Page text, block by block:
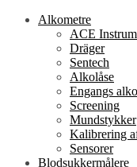
Alkometre
ACE
Dräger
Sentech
Alkolåse
Engangs
Screening
Mundstykker
Kalibrering
Sensorer
Blodsukkermålere